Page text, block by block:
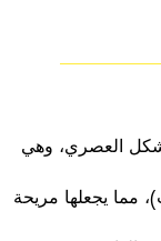
العصري، وهي
مما يجعلها مريحة